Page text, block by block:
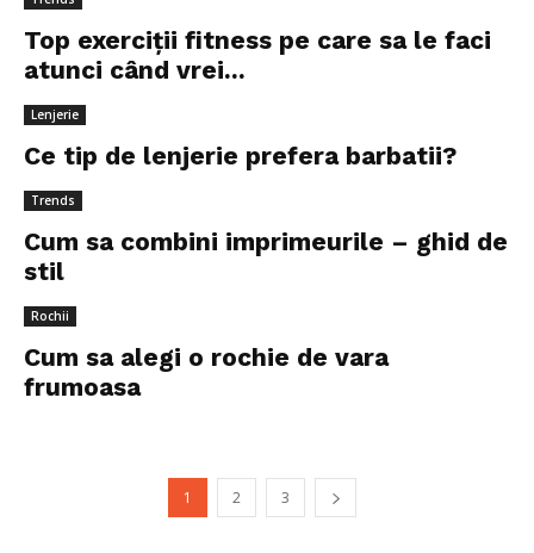
Top exerciții fitness pe care sa le faci
atunci când vrei...
Lenjerie
Ce tip de lenjerie prefera barbatii?
Trends
Cum sa combini imprimeurile – ghid de
stil
Rochii
Cum sa alegi o rochie de vara
frumoasa
1 2 3